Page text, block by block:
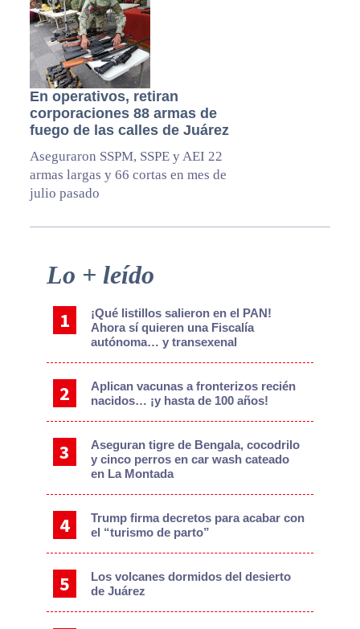
En operativos, retiran
corporaciones 88 armas de
fuego de las calles de Juárez
Aseguraron SSPM, SSPE y AEI 22
armas largas y 66 cortas en mes de
julio pasado
Primary
Lo + leído
¡Qué listillos salieron en el PAN!
Ahora sí quieren una Fiscalía
autónoma… y transexenal
Aplican vacunas a fronterizos recién
nacidos… ¡y hasta de 100 años!
Aseguran tigre de Bengala, cocodrilo
y cinco perros en car wash cateado
en La Montada
Trump firma decretos para acabar con
el “turismo de parto”
Los volcanes dormidos del desierto
de Juárez